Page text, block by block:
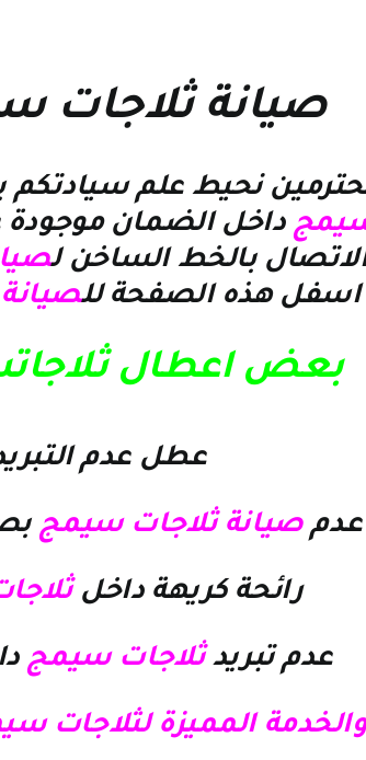
صيانة ثلاجات
نحيط علم سيادتكم
سيمجداخل الضمان
بالخط الساخن ل
اسفل هذه الصفحة لل
بعض اعطال
عطل عدم
عدمصيانة ثلاجات سيمج
رائحة كريهة داخل
عدم تبريد ثلاجات سيمج
المميزة لثلاجات